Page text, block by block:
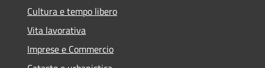
Cultura e tempo libero
Vita lavorativa
Imprese e Commercio